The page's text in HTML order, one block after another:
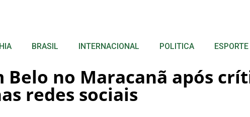
BRASIL INTERNACIONAL POLITICA ESPORTE
no Maracanã após
redes sociais